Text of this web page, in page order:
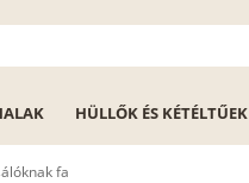
HÜLLŐK ÉS KÉTÉLTŰEK
fa